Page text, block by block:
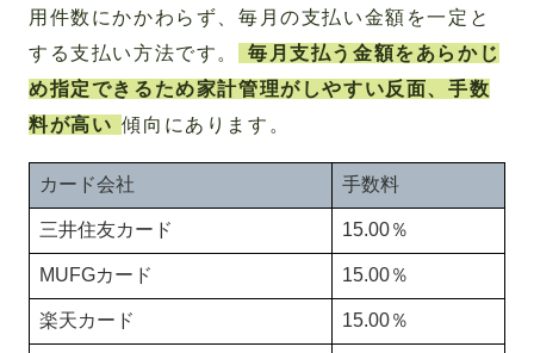
用件数にかかわらず、毎月の支払い金額を一定と
する支払い方法です。
毎月支払う金額をあらかじ
め指定できるため家計管理がしやすい反面、手数
料が高い 傾向にあります。
カード会社 手数料
三井住友カード 15.00％
MUFGカード 15.00％
楽天カード 15.00％